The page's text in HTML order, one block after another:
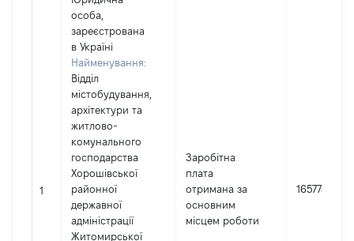
1
особа,
зареєстрована
в Україні
Найменування:
Відділ
містобудування,
архітектури та
житлово-
комунального
господарства
Хорошівської
районної
державної
адміністрації
Житомирської
Заробітна
плата
отримана за
основним
місцем роботи
165778